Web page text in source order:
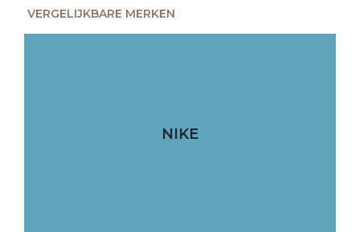
VERGELIJKBARE MERKEN
NIKE